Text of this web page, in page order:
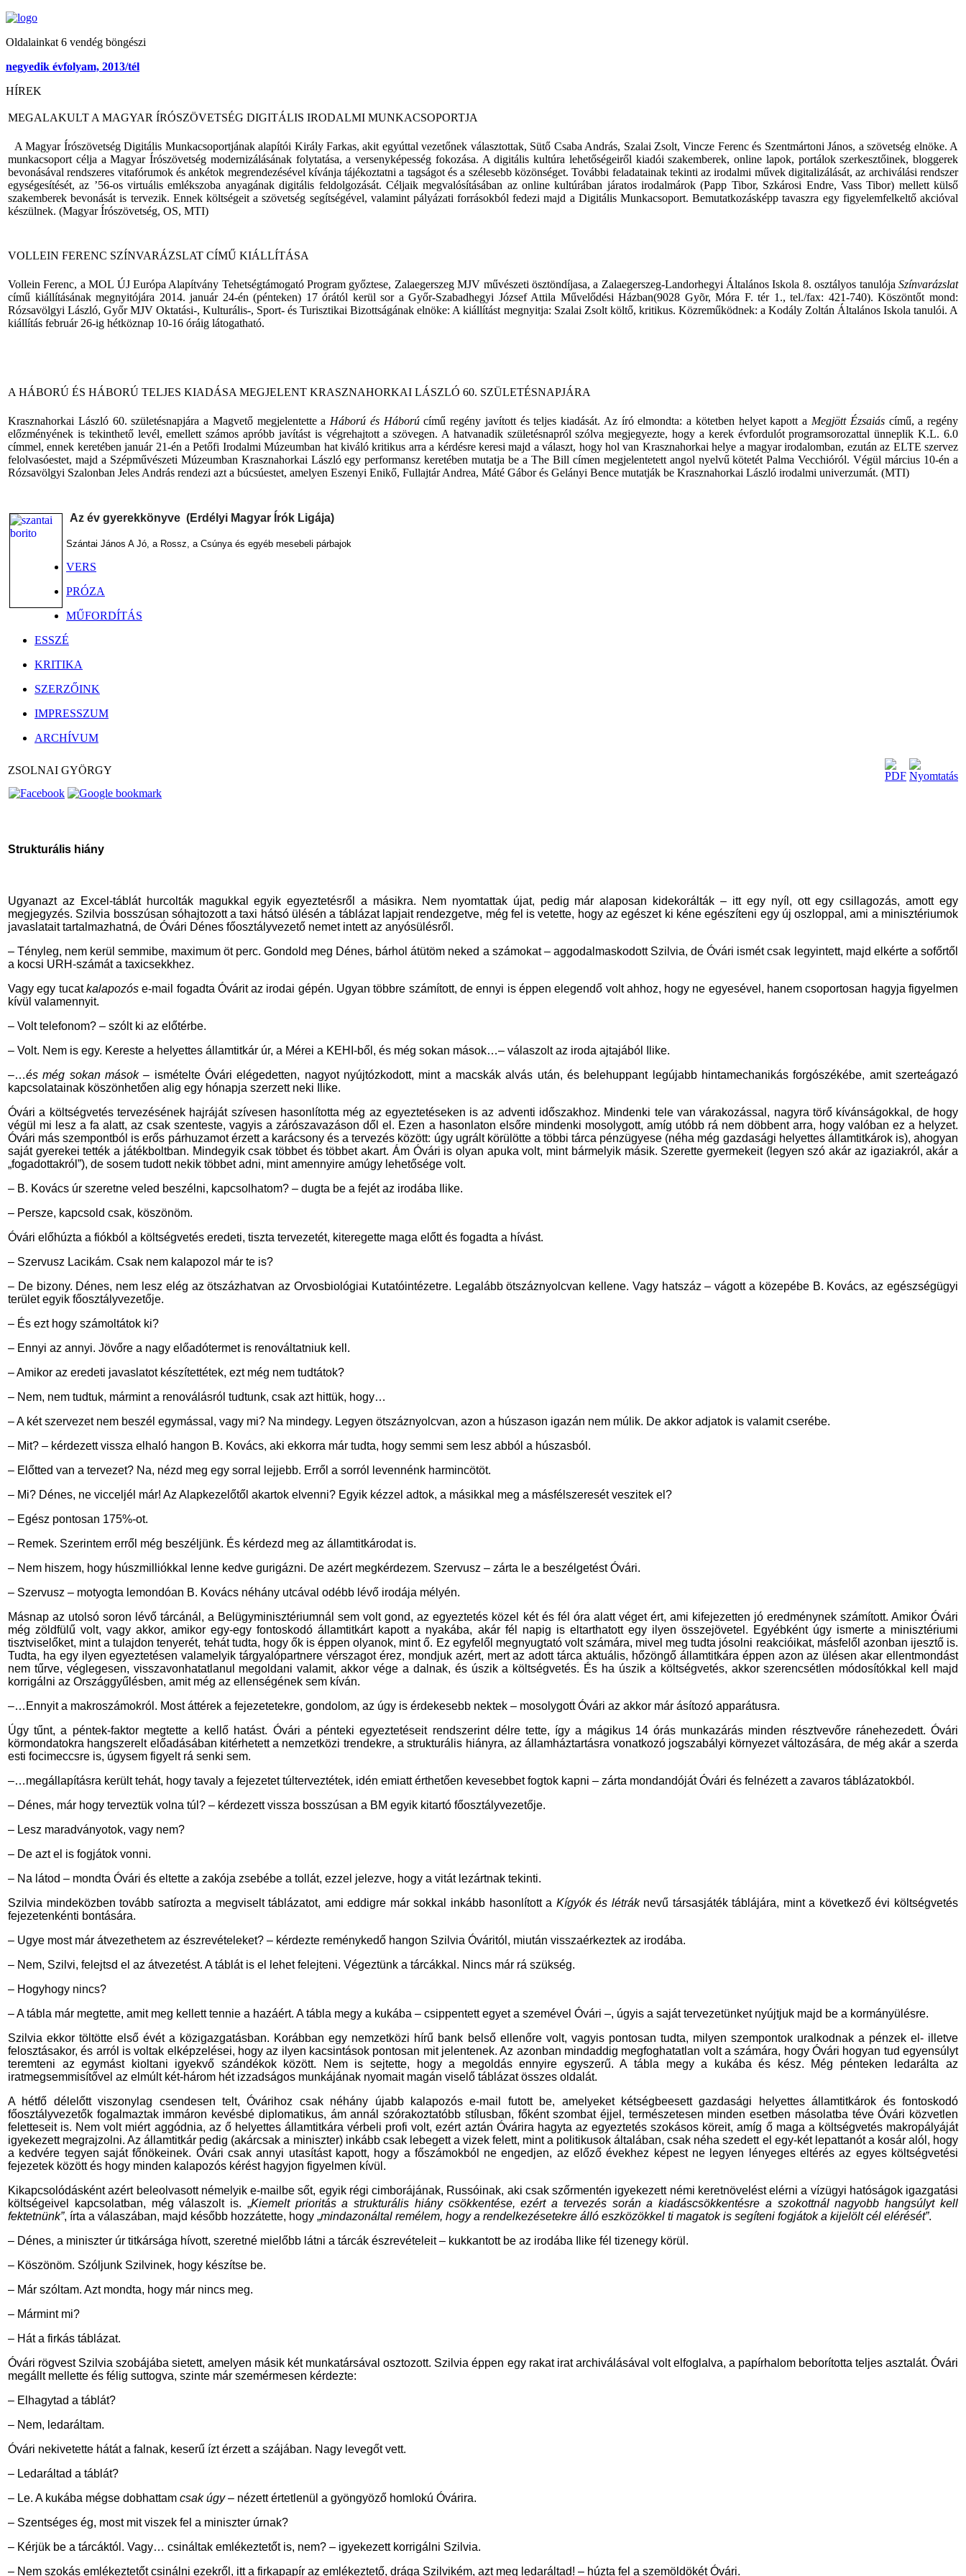
Oldalainkat 6 vendég böngészi
negyedik évfolyam, 2013/tél
HÍREK
MEGALAKULT A MAGYAR ÍRÓSZÖVETSÉG DIGITÁLIS IRODALMI MUNKACSOPORTJA
A Magyar Írószövetség Digitális Munkacsoportjának alapítói Király Farkas, akit egyúttal vezetőnek választottak, Sütő Csaba András, Szalai Zsolt, Vincze Ferenc és Szentmártoni János, a szövetség elnöke. A
munkacsoport célja a Magyar Írószövetség modernizálásának folytatása, a versenyképesség fokozása. A digitális kultúra lehetőségeiről kiadói szakemberek, online lapok, portálok szerkesztőinek, bloggerek
bevonásával rendszeres vitafórumok és ankétok megrendezésével kívánja tájékoztatni a tagságot és a szélesebb közönséget. További feladatainak tekinti az irodalmi művek digitalizálását, az archiválási rendszer
egységesítését, az ’56-os virtuális emlékszoba anyagának digitális feldolgozását. Céljaik megvalósításában az online kultúrában járatos irodalmárok (Papp Tibor, Szkárosi Endre, Vass Tibor) mellett külső
szakemberek bevonását is tervezik. Ennek költségeit a szövetség segítségével, valamint pályázati forrásokból fedezi majd a Digitális Munkacsoport. Bemutatkozásképp tavaszra egy figyelemfelkeltő akcióval
készülnek. (Magyar Írószövetség, OS, MTI)
VOLLEIN FERENC SZÍNVARÁZSLAT CÍMŰ KIÁLLÍTÁSA
Vollein Ferenc, a MOL ÚJ Európa Alapítvány Tehetségtámogató Program győztese, Zalaegerszeg MJV művészeti ösztöndíjasa, a Zalaegerszeg-Landorhegyi Általános Iskola 8. osztályos tanulója Színvarázslat
című kiállításának megnyitójára 2014. január 24-én (pénteken) 17 órától kerül sor a Győr-Szabadhegyi József Attila Művelődési Házban(9028 Gyõr, Móra F. tér 1., tel./fax: 421-740). Köszöntőt mond:
Rózsavölgyi László, Győr MJV Oktatási-, Kulturális-, Sport- és Turisztikai Bizottságának elnöke: A kiállítást megnyitja: Szalai Zsolt költő, kritikus. Közreműködnek: a Kodály Zoltán Általános Iskola tanulói. A
kiállítás február 26-ig hétköznap 10-16 óráig látogatható.
A HÁBORÚ ÉS HÁBORÚ TELJES KIADÁSA MEGJELENT KRASZNAHORKAI LÁSZLÓ 60. SZÜLETÉSNAPJÁRA
Krasznahorkai László 60. születésnapjára a Magvető megjelentette a Háború és Háborúcímű regény javított és teljes kiadását. Az író elmondta: a kötetben helyet kapott a Megjött Ézsaiáscímű, a regény
előzményének is tekinthető levél, emellett számos apróbb javítást is végrehajtott a szövegen. A hatvanadik születésnapról szólva megjegyezte, hogy a kerek évfordulót programsorozattal ünneplik K.L. 6.0
címmel, ennek keretében január 21-én a Petőfi Irodalmi Múzeumban hat kiváló kritikus arra a kérdésre keresi majd a választ, hogy hol van Krasznahorkai helye a magyar irodalomban, ezután az ELTE szervez
felolvasóestet, majd a Szépművészeti Múzeumban Krasznahorkai László egy performansz keretében mutatja be a The Bill címen megjelentetett angol nyelvű kötetét Palma Vecchióról. Végül március 10-én a
Rózsavölgyi Szalonban Jeles András rendezi azt a búcsúestet, amelyen Eszenyi Enikő, Fullajtár Andrea, Máté Gábor és Gelányi Bence mutatják be Krasznahorkai László irodalmi univerzumát. (MTI)
Az év gyerekkönyve (Erdélyi Magyar Írók Ligája)
Szántai János A Jó, a Rossz, a Csúnya és egyéb mesebeli párbajok
VERS
PRÓZA
MŰFORDÍTÁS
ESSZÉ
KRITIKA
SZERZŐINK
IMPRESSZUM
ARCHÍVUM
ZSOLNAI GYÖRGY
Strukturális hiány
Ugyanazt az Excel-táblát hurcolták magukkal egyik egyeztetésről a másikra. Nem nyomtattak újat, pedig már alaposan kidekorálták – itt egy nyíl, ott egy csillagozás, amott egy
megjegyzés. Szilvia bosszúsan sóhajtozott a taxi hátsó ülésén a táblázat lapjait rendezgetve, még fel is vetette, hogy az egészet ki kéne egészíteni egy új oszloppal, ami a minisztériumok
javaslatait tartalmazhatná, de Óvári Dénes főosztályvezető nemet intett az anyósülésről.
– Tényleg, nem kerül semmibe, maximum öt perc. Gondold meg Dénes, bárhol átütöm neked a számokat – aggodalmaskodott Szilvia, de Óvári ismét csak legyintett, majd elkérte a sofőrtől
a kocsi URH-számát a taxicsekkhez.
Vagy egy tucatkalapozóse-mail fogadta Óvárit az irodai gépén. Ugyan többre számított, de ennyi is éppen elegendő volt ahhoz, hogy ne egyesével, hanem csoportosan hagyja figyelmen
kívül valamennyit.
– Volt telefonom? – szólt ki az előtérbe.
– Volt. Nem is egy. Kereste a helyettes államtitkár úr, a Mérei a KEHI-ből, és még sokan mások…– válaszolt az iroda ajtajából Ilike.
–…és még sokan mások– ismételte Óvári elégedetten, nagyot nyújtózkodott, mint a macskák alvás után, és belehuppant legújabb hintamechanikás forgószékébe, amit szerteágazó
kapcsolatainak köszönhetően alig egy hónapja szerzett neki Ilike.
Óvári a költségvetés tervezésének hajráját szívesen hasonlította még az egyeztetéseken is az adventi időszakhoz. Mindenki tele van várakozással, nagyra törő kívánságokkal, de hogy
végül mi lesz a fa alatt, az csak szenteste, vagyis a zárószavazáson dől el. Ezen a hasonlaton elsőre mindenki mosolygott, amíg utóbb rá nem döbbent arra, hogy valóban ez a helyzet.
Óvári más szempontból is erős párhuzamot érzett a karácsony és a tervezés között: úgy ugrált körülötte a többi tárca pénzügyese (néha még gazdasági helyettes államtitkárok is), ahogyan
saját gyerekei tették a játékboltban. Mindegyik csak többet és többet akart. Ám Óvári is olyan apuka volt, mint bármelyik másik. Szerette gyermekeit (legyen szó akár az igaziakról, akár a
„fogadottakról”), de sosem tudott nekik többet adni, mint amennyire amúgy lehetősége volt.
– B. Kovács úr szeretne veled beszélni, kapcsolhatom? – dugta be a fejét az irodába Ilike.
– Persze, kapcsold csak, köszönöm.
Óvári előhúzta a fiókból a költségvetés eredeti, tiszta tervezetét, kiteregette maga előtt és fogadta a hívást.
– Szervusz Lacikám. Csak nem kalapozol már te is?
– De bizony. Dénes, nem lesz elég az ötszázhatvan az Orvosbiológiai Kutatóintézetre. Legalább ötszáznyolcvan kellene. Vagy hatszáz – vágott a közepébe B. Kovács, az egészségügyi
terület egyik főosztályvezetője.
– És ezt hogy számoltátok ki?
– Ennyi az annyi. Jövőre a nagy előadótermet is renováltatniuk kell.
– Amikor az eredeti javaslatot készítettétek, ezt még nem tudtátok?
– Nem, nem tudtuk, mármint a renoválásról tudtunk, csak azt hittük, hogy…
– A két szervezet nem beszél egymással, vagy mi? Na mindegy. Legyen ötszáznyolcvan, azon a húszason igazán nem múlik. De akkor adjatok is valamit cserébe.
– Mit? – kérdezett vissza elhaló hangon B. Kovács, aki ekkorra már tudta, hogy semmi sem lesz abból a húszasból.
– Előtted van a tervezet? Na, nézd meg egy sorral lejjebb. Erről a sorról levennénk harmincötöt.
– Mi? Dénes, ne vicceljél már! Az Alapkezelőtől akartok elvenni? Egyik kézzel adtok, a másikkal meg a másfélszeresét veszitek el?
– Egész pontosan 175%-ot.
– Remek. Szerintem erről még beszéljünk. És kérdezd meg az államtitkárodat is.
– Nem hiszem, hogy húszmilliókkal lenne kedve gurigázni. De azért megkérdezem. Szervusz – zárta le a beszélgetést Óvári.
– Szervusz – motyogta lemondóan B. Kovács néhány utcával odébb lévő irodája mélyén.
Másnap az utolsó soron lévő tárcánál, a Belügyminisztériumnál sem volt gond, az egyeztetés közel két és fél óra alatt véget ért, ami kifejezetten jó eredménynek számított. Amikor Óvári
még zöldfülű volt, vagy akkor, amikor egy-egy fontoskodó államtitkárt kapott a nyakába, akár fél napig is eltarthatott egy ilyen összejövetel. Egyébként úgy ismerte a minisztériumi
tisztviselőket, mint a tulajdon tenyerét, tehát tudta, hogy ők is éppen olyanok, mint ő. Ez egyfelől megnyugtató volt számára, mivel meg tudta jósolni reakcióikat, másfelől azonban ijesztő is.
Tudta, ha egy ilyen egyeztetésen valamelyik tárgyalópartnere vérszagot érez, mondjuk azért, mert az adott tárca aktuális, hőzöngő államtitkára éppen azon az ülésen akar ellentmondást
nem tűrve, véglegesen, visszavonhatatlanul megoldani valamit, akkor vége a dalnak, és úszik a költségvetés. És ha úszik a költségvetés, akkor szerencsétlen módosítókkal kell majd
korrigálni az Országgyűlésben, amit még az ellenségének sem kíván.
–…Ennyit a makroszámokról. Most áttérek a fejezetetekre, gondolom, az úgy is érdekesebb nektek – mosolygott Óvári az akkor már ásítozó apparátusra.
Úgy tűnt, a péntek-faktor megtette a kellő hatást. Óvári a pénteki egyeztetéseit rendszerint délre tette, így a mágikus 14 órás munkazárás minden résztvevőre ránehezedett. Óvári
körmondatokra hangszerelt előadásában kitérhetett a nemzetközi trendekre, a strukturális hiányra, az államháztartásra vonatkozó jogszabályi környezet változására, de még akár a szerda
esti focimeccsre is, úgysem figyelt rá senki sem.
–…megállapításra került tehát, hogy tavaly a fejezetet túlterveztétek, idén emiatt érthetően kevesebbet fogtok kapni – zárta mondandóját Óvári és felnézett a zavaros táblázatokból.
– Dénes, már hogy terveztük volna túl? – kérdezett vissza bosszúsan a BM egyik kitartó főosztályvezetője.
– Lesz maradványotok, vagy nem?
– De azt el is fogjátok vonni.
– Na látod – mondta Óvári és eltette a zakója zsebébe a tollát, ezzel jelezve, hogy a vitát lezártnak tekinti.
Szilvia mindeközben tovább satírozta a megviselt táblázatot, ami eddigre már sokkal inkább hasonlított a Kígyók és létráknevű társasjáték táblájára, mint a következő évi költségvetés
fejezetenkénti bontására.
– Ugye most már átvezethetem az észrevételeket? – kérdezte reménykedő hangon Szilvia Óváritól, miután visszaérkeztek az irodába.
– Nem, Szilvi, felejtsd el az átvezetést. A táblát is el lehet felejteni. Végeztünk a tárcákkal. Nincs már rá szükség.
– Hogyhogy nincs?
– A tábla már megtette, amit meg kellett tennie a hazáért. A tábla megy a kukába – csippentett egyet a szemével Óvári –, úgyis a saját tervezetünket nyújtjuk majd be a kormányülésre.
Szilvia ekkor töltötte első évét a közigazgatásban. Korábban egy nemzetközi hírű bank belső ellenőre volt, vagyis pontosan tudta, milyen szempontok uralkodnak a pénzek el- illetve
felosztásakor, és arról is voltak elképzelései, hogy az ilyen kacsintások pontosan mit jelentenek. Az azonban mindaddig megfoghatatlan volt a számára, hogy Óvári hogyan tud egyensúlyt
teremteni az egymást kioltani igyekvő szándékok között. Nem is sejtette, hogy a megoldás ennyire egyszerű. A tábla megy a kukába és kész. Még pénteken ledarálta az
iratmegsemmisítővel az elmúlt két-három hét izzadságos munkájának nyomait magán viselő táblázat összes oldalát.
A hétfő délelőtt viszonylag csendesen telt, Óvárihoz csak néhány újabb kalapozós e-mail futott be, amelyeket kétségbeesett gazdasági helyettes államtitkárok és fontoskodó
főosztályvezetők fogalmaztak immáron kevésbé diplomatikus, ám annál szórakoztatóbb stílusban, főként szombat éjjel, természetesen minden esetben másolatba téve Óvári közvetlen
feletteseit is. Nem volt miért aggódnia, az ő helyettes államtitkára vérbeli profi volt, ezért aztán Óvárira hagyta az egyeztetés szokásos köreit, amíg ő maga a költségvetés makropályáját
igyekezett megrajzolni. Az államtitkár pedig (akárcsak a miniszter) inkább csak lebegett a vizek felett, mint a politikusok általában, csak néha szedett el egy-két lepattanót a kosár alól, hogy
a kedvére tegyen saját főnökeinek. Óvári csak annyi utasítást kapott, hogy a főszámokból ne engedjen, az előző évekhez képest ne legyen lényeges eltérés az egyes költségvetési
fejezetek között és hogy minden kalapozós kérést hagyjon figyelmen kívül.
Kikapcsolódásként azért beleolvasott némelyik e-mailbe sőt, egyik régi cimborájának, Russóinak, aki csak szőrmentén igyekezett némi keretnövelést elérni a vízügyi hatóságok igazgatási
költségeivel kapcsolatban, még válaszolt is. „Kiemelt prioritás a strukturális hiány csökkentése, ezért a tervezés során a kiadáscsökkentésre a szokottnál nagyobb hangsúlyt kell
fektetnünk”, írta a válaszában, majd később hozzátette, hogy „mindazonáltal remélem, hogy a rendelkezésetekre álló eszközökkel ti magatok is segíteni fogjátok a kijelölt cél elérését”.
– Dénes, a miniszter úr titkársága hívott, szeretné mielőbb látni a tárcák észrevételeit – kukkantott be az irodába Ilike fél tizenegy körül.
– Köszönöm. Szóljunk Szilvinek, hogy készítse be.
– Már szóltam. Azt mondta, hogy már nincs meg.
– Mármint mi?
– Hát a firkás táblázat.
Óvári rögvest Szilvia szobájába sietett, amelyen másik két munkatársával osztozott. Szilvia éppen egy rakat irat archiválásával volt elfoglalva, a papírhalom beborította teljes asztalát. Óvári
megállt mellette és félig suttogva, szinte már szemérmesen kérdezte:
– Elhagytad a táblát?
– Nem, ledaráltam.
Óvári nekivetette hátát a falnak, keserű ízt érzett a szájában. Nagy levegőt vett.
– Ledaráltad a táblát?
– Le. A kukába mégse dobhattam csak úgy– nézett értetlenül a gyöngyöző homlokú Óvárira.
– Szentséges ég, most mit viszek fel a miniszter úrnak?
– Kérjük be a tárcáktól. Vagy… csináltak emlékeztetőt is, nem? – igyekezett korrigálni Szilvia.
– Nem szokás emlékeztetőt csinálni ezekről, itt a firkapapír az emlékeztető, drága Szilvikém, azt meg ledaráltad! – húzta fel a szemöldökét Óvári.